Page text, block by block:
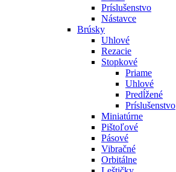
Príslušenstvo
Nástavce
Brúsky
Uhlové
Rezacie
Stopkové
Priame
Uhlové
Predĺžené
Príslušenstvo
Miniatúrne
Pištoľové
Pásové
Vibračné
Orbitálne